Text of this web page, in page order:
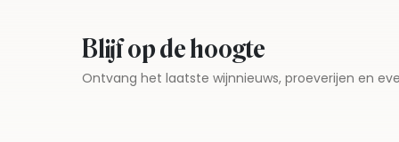
Blijf op de hoogte
Ontvang het laatste wijnnieuws, proeverijen en